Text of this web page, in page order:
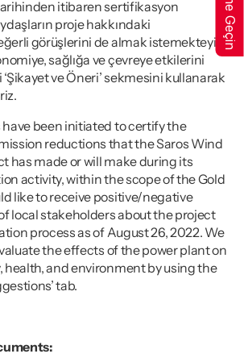
itibaren sertifikasyon
proje hakkındaki
görüşlerini de almak istemekteyiz.
sağlığa ve çevreye etkilerini
ve Öneri’ sekmesini kullanarak
have been initiated to certify the
reductions that the Saros Wind
has made or will make during its
activity, within the scope of the Gold
like to receive positive/negative
local stakeholders about the project
process as of August 26, 2022. We
the effects of the power plant on
health, and environment by using the
tab.